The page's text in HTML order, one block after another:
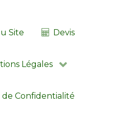
Site Devis
Légales
de Confidentialité